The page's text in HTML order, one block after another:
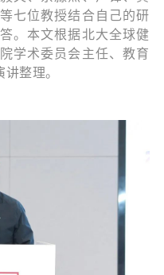
七位教授结合自己的研
。本文根据北大全球健
学术委员会主任、教育
整理。